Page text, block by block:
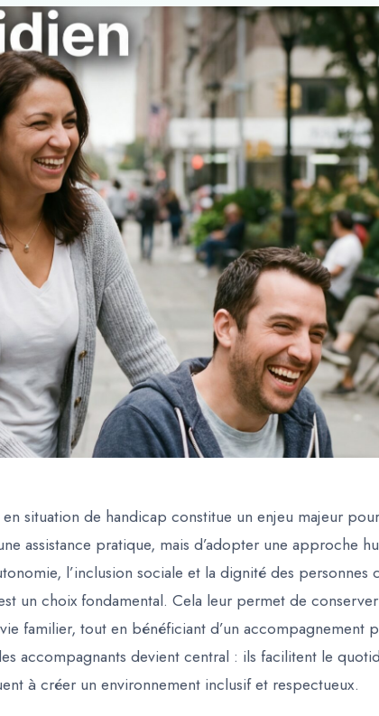
situation de handicap constitue un enjeu majeur
assistance pratique, mais d’adopter une approche
l’inclusion sociale et la dignitédes personnes
un choix fondamental. Cela leur permet de
familier, tout en bénéficiant d’un accompagnement
accompagnants devient central : ils facilitent le
à créer un environnement inclusif et respectueux.